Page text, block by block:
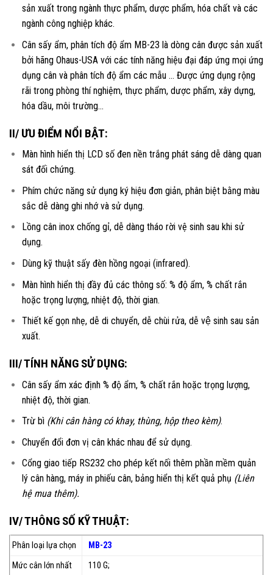
sản xuất trong ngành thực phẩm, dược phẩm, hóa chất và các
ngành công nghiệp khác.
Cân sấy ẩm, phân tích độ ẩm MB-23 là dòng cân được sản xuất
bởi hãng Ohaus-USA với các tính năng hiệu đại đáp ứng mọi ứng
dụng cân và phân tích độ ẩm các mẫu … Được ứng dụng rộng
rãi trong phòng thí nghiệm, thực phẩm, dược phẩm, xây dựng,
hóa dầu, môi trường…
II/ ƯU ĐIỂM NỔI BẬT:
Màn hình hiển thị LCD số đen nền trắng phát sáng dễ dàng quan
sát đối chứng.
Phím chức năng sử dụng ký hiệu đơn giản, phân biệt bằng màu
sắc dễ dàng ghi nhớ và sử dụng.
Lồng cân inox chống gỉ, dễ dàng tháo rời vệ sinh sau khi sử
dụng.
Dùng kỹ thuật sấy đèn hồng ngoại (infrared).
Màn hình hiển thị đầy đủ các thông số: % độ ẩm, % chất rắn
hoặc trọng lượng, nhiệt độ, thời gian.
Thiết kế gọn nhẹ, dễ di chuyển, dễ chùi rửa, dễ vệ sinh sau sản
xuất.
III/ TÍNH NĂNG SỬ DỤNG:
Cân sấy ẩm xác định % độ ẩm, % chất rắn hoặc trọng lượng,
nhiệt độ, thời gian.
Trừ bì (Khi cân hàng có khay, thùng, hộp theo kèm).
Chuyển đổi đơn vị cân khác nhau để sử dụng.
Cổng giao tiếp RS232 cho phép kết nối thêm phần mềm quản
lý cân hàng, máy in phiếu cân, bảng hiển thị kết quả phụ (Liên
hệ mua thêm).
IV/ THÔNG SỐ KỸ THUẬT:
Phân loại lựa chọn
MB-23
Mức cân lớn nhất
110 G;